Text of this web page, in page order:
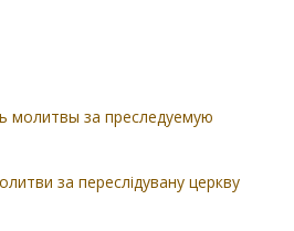
молитвы за преследуемую
за переслідувану церкву